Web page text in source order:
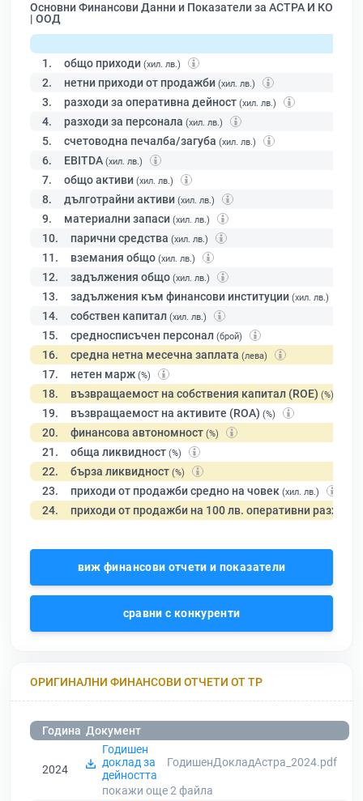
Основни Финансови Данни и Показатели за АСТРА И КО
| ООД
1. общо приходи (хил. лв.)
2. нетни приходи от продажби (хил. лв.)
3. разходи за оперативна дейност (хил. лв.)
4. разходи за персонала (хил. лв.)
5. счетоводна печалба/загуба (хил. лв.)
6. EBITDA (хил. лв.)
7. общо активи (хил. лв.)
8. дълготрайни активи (хил. лв.)
9. материални запаси (хил. лв.)
10. парични средства (хил. лв.)
11. вземания общо (хил. лв.)
12. задължения общо (хил. лв.)
13. задължения към финансови институции (хил. лв.)
14. собствен капитал (хил. лв.)
15. средносписъчен персонал (брой)
16. средна нетна месечна заплата (лева)
17. нетен марж (%)
18. възвращаемост на собствения капитал (ROE) (%)
19. възвращаемост на активите (ROA) (%)
20. финансова автономност (%)
21. обща ликвидност (%)
22. бърза ликвидност (%)
23. приходи от продажби средно на човек (хил. лв.)
24. приходи от продажби на 100 лв. оперативни разходи
виж финансови отчети и показатели
сравни с конкуренти
ОРИГИНАЛНИ ФИНАНСОВИ ОТЧЕТИ ОТ ТР
Година Документ
2024
Годишен
доклад за
дейността
ГодишенДокладАстра_2024.pdf
покажи още 2файла